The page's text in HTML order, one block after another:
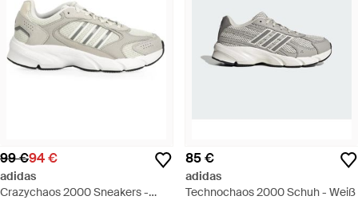
99 €94 €
adidas
Crazychaos 2000 Sneakers -
85 €
adidas
Technochaos 2000 Schuh - Weiß